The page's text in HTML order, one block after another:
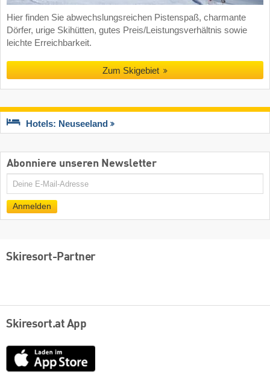
Hier finden Sie abwechslungsreichen Pistenspaß, charmante
Dörfer, urige Skihütten, gutes Preis/Leistungsverhältnis sowie
leichte Erreichbarkeit.
Zum Skigebiet
Hotels: Neuseeland
Abonniere unseren Newsletter
E-
Mail
Anmelden
Skiresort-Partner
Skiresort.at App
App
Store